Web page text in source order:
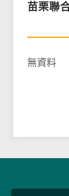
苗栗聯
無資料